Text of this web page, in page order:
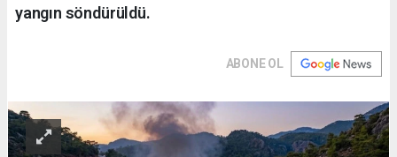
yangın söndürüldü.
ABONE OL